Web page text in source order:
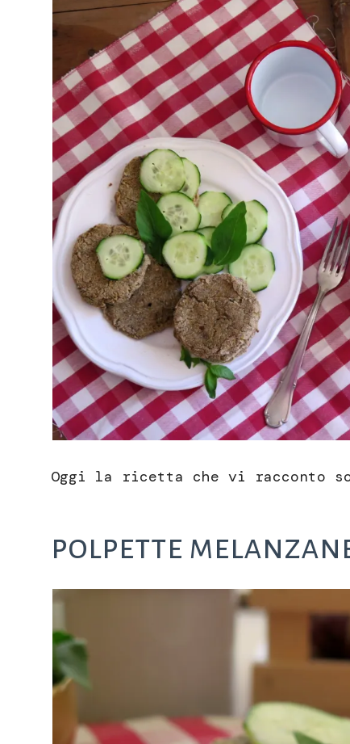
Oggi la ricetta che vi racconto
polpette